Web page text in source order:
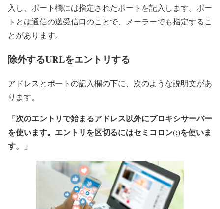
入し、ポート欄には指定されたポートを記入します。ポー
トとは通信の送受信口のことで、メーラーでも指定するこ
とがあります。
除外するURLをエントリする
アドレスとポートの記入欄の下に、次のような説明文があ
ります。
「次のエントリで始まるアドレス以外にプロキシサーバー
を使います。エントリを区切るにはセミコロン(;)を使いま
す。
」